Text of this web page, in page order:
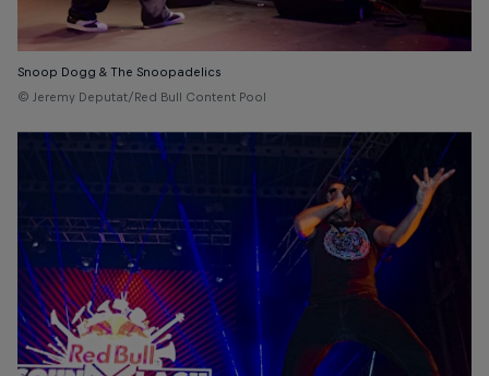
Snoop Dogg & The Snoopadelics
© Jeremy Deputat/Red Bull Content Pool